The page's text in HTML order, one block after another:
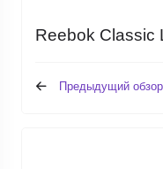
Reebok Classic
Предыдущий обзор